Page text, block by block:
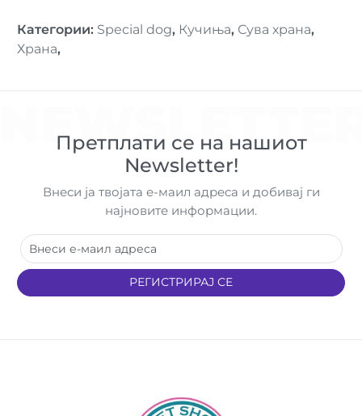
Категории: Special dog, Кучиња, Сува храна,
Храна,
Претплати се на нашиот
Newsletter!
Внеси ја твојата е-маил адреса и добивај ги
најновите информации.
РЕГИСТРИРАЈ СЕ